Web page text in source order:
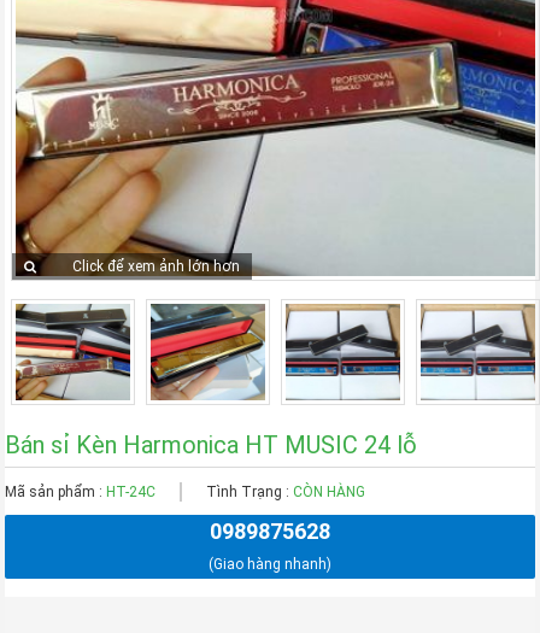
Click để xem ảnh lớn hơn
Bán sỉ Kèn Harmonica HT MUSIC 24 lỗ
Mã sản phẩm : HT-24C Tình Trạng : CÒN HÀNG
0989875628
(Giao hàng nhanh)